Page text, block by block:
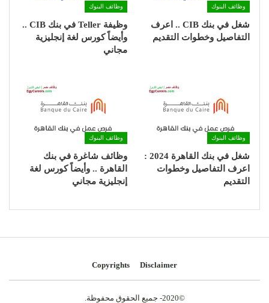
وظائف البنوك
شغل في بنك CIB .. اعرف
التفاصيل وخطوات التقديم
وظائف البنوك
وظيفة Teller في بنك CIB ..
وأيضاً كورس لغة إنجليزية
مجاني
وظائف البنوك
شغل في بنك القاهرة 2024 :
اعرف التفاصيل وخطوات
التقديم
وظائف البنوك
وظائف شاغرة في بنك
القاهرة .. وأيضاً كورس لغة
إنجليزية مجاني
Disclaimer
Copyrights
©2020- جميع الحقوق محفوظة.